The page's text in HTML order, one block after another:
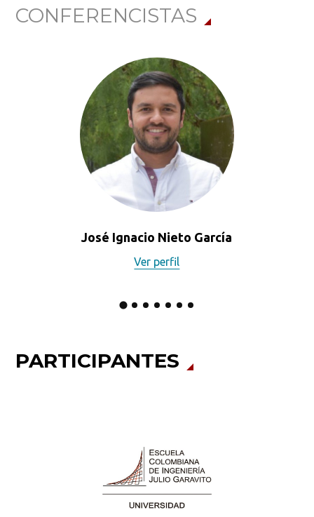
CONFERENCISTAS
José Ignacio Nieto García
Ver perfil
PARTICIPANTES